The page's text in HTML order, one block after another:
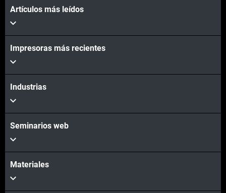
Artículos más leídos
Impresoras más recientes
Industrias
Seminarios web
Materiales